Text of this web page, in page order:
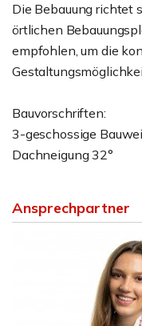
Die Bebauung richtet
örtlichen
empfohlen, um die
Bauvorschriften:
3-geschossige
Dachneigung 32°
Ansprechpartner